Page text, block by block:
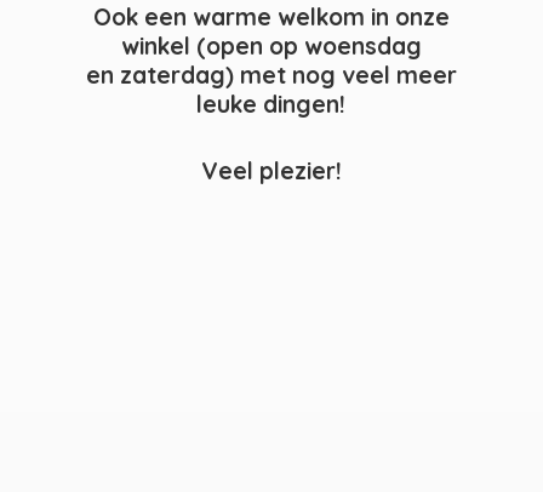
Ook een warme welkom in onze
winkel (open op woensdag
en zaterdag) met nog veel meer
leuke dingen!
Veel plezier!